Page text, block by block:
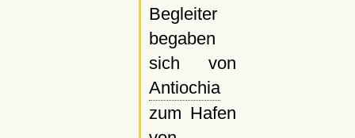
Begleiter
begaben
sich von
Antiochia
zum Hafen